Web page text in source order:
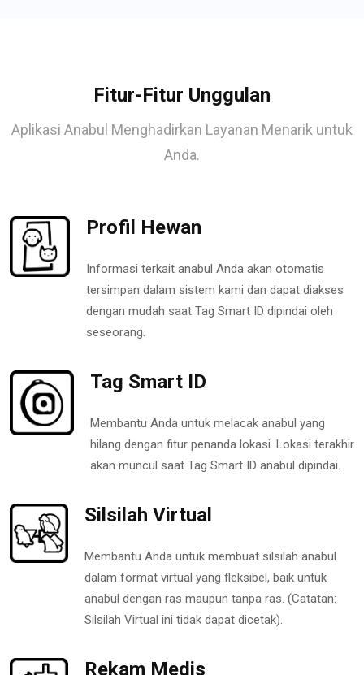
Fitur-Fitur Unggulan
Aplikasi Anabul Menghadirkan Layanan Menarik untuk
Anda.
Profil Hewan
Informasi terkait anabul Anda akan otomatis
tersimpan dalam sistem kami dan dapat diakses
dengan mudah saat Tag Smart ID dipindai oleh
seseorang.
Tag Smart ID
Membantu Anda untuk melacak anabul yang
hilang dengan fitur penanda lokasi. Lokasi terakhir
akan muncul saat Tag Smart ID anabul dipindai.
Silsilah Virtual
Membantu Anda untuk membuat silsilah anabul
dalam format virtual yang fleksibel, baik untuk
anabul dengan ras maupun tanpa ras. (Catatan:
Silsilah Virtual ini tidak dapat dicetak).
Rekam Medis